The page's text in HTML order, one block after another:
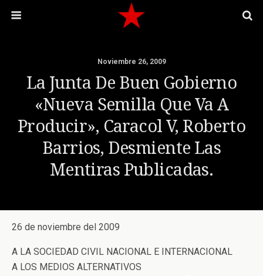
Noviembre 26, 2009
La Junta De Buen Gobierno
«Nueva Semilla Que Va A
Producir», Caracol V, Roberto
Barrios, Desmiente Las
Mentiras Publicadas.
26 de noviembre del 2009
A LA SOCIEDAD CIVIL NACIONAL E INTERNACIONAL
A LOS MEDIOS ALTERNATIVOS